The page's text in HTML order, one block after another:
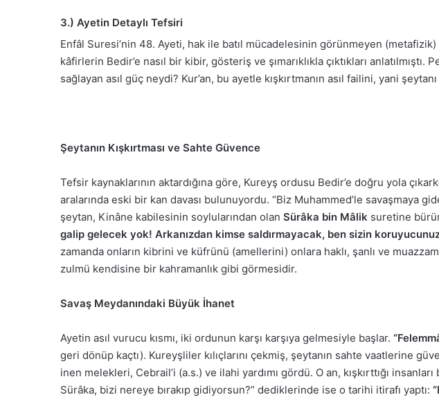
3.) Ayetin Detaylı Tefsiri
Enfâl Suresi’nin 48. Ayeti, hak ile batıl mücadelesinin görünmeyen (metafizik
kâfirlerin Bedir’e nasıl bir kibir, gösteriş ve şımarıklıkla çıktıkları
sağlayan asıl güç neydi? Kur’an, bu ayetle kışkırtmanın asıl failini, yani
Şeytanın Kışkırtması ve Sahte Güvence
Tefsir kaynaklarının aktardığına göre, Kureyş ordusu Bedir’e doğru yola
aralarında eski bir kan davası bulunuyordu. “Biz Muhammed’le savaşmaya
şeytan, Kinâne kabilesinin soylularından olan Sürâka bin Mâlik suretine
galip gelecek yok! Arkanızdan kimse saldırmayacak, ben sizin
zamanda onların kibrini ve küfrünü (amellerini) onlara haklı, şanlı ve
zulmü kendisine bir kahramanlık gibi görmesidir.
Savaş Meydanındaki Büyük İhanet
Ayetin asıl vurucu kısmı, iki ordunun karşı karşıya gelmesiyle başlar.
geri dönüp kaçtı). Kureyşliler kılıçlarını çekmiş, şeytanın sahte vaatlerine
inen melekleri, Cebrail’i (a.s.) ve ilahi yardımı gördü. O an, kışkırttığı
Sürâka, bizi nereye bırakıp gidiyorsun?” dediklerinde ise o tarihi itirafı yaptı: